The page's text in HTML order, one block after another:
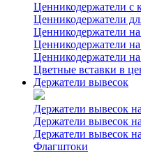
Ценникодержатели с
Ценникодержатели
Ценникодержатели
Ценникодержатели
Ценникодержатели
Цветные вставки в
Держатели вывесок
Держатели вывесок
Держатели вывесок
Держатели вывесок
Флагштоки